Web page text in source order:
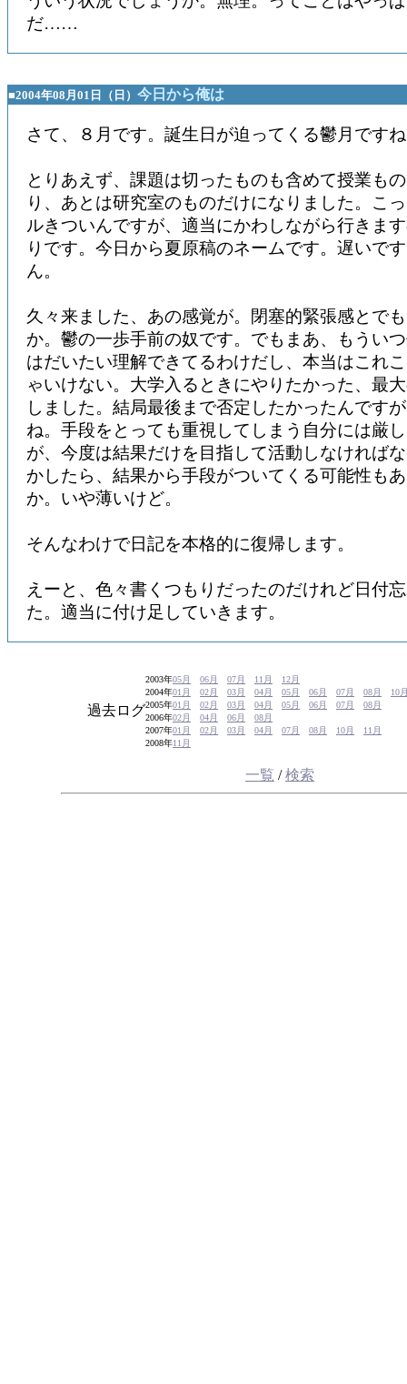
だ……
■2004年08月01日（日） 今日から俺は
さて、８月です。誕生日が迫ってくる鬱月です
とりあえず、課題は切ったものも含めて授業も
り、あとは研究室のものだけになりました。こ
ルきついんですが、適当にかわしながら行きま
りです。今日から夏原稿のネームです。遅いで
ん。
久々来ました、あの感覚が。閉塞的緊張感とで
か。鬱の一歩手前の奴です。でもまあ、もうい
はだいたい理解できてるわけだし、本当はこれ
ゃいけない。大学入るときにやりたかった、最
しました。結局最後まで否定したかったんです
ね。手段をとっても重視してしまう自分には厳
が、今度は結果だけを目指して活動しなければ
かしたら、結果から手段がついてくる可能性も
か。いや薄いけど。
そんなわけで日記を本格的に復帰します。
えーと、色々書くつもりだったのだけれど日付
た。適当に付け足していきます。
過去ログ
2003年05月 06月 07月 11月
12月
2004年01月 02月 03月 04月 05月 06月 07月 08月
10
2005年01月 02月 03月 04月 05月 06月 07月
08月
2006年02月 04月 06月
08月
2007年01月 02月 03月 04月 07月 08月 10月
11月
2008年11月
一覧 /検索